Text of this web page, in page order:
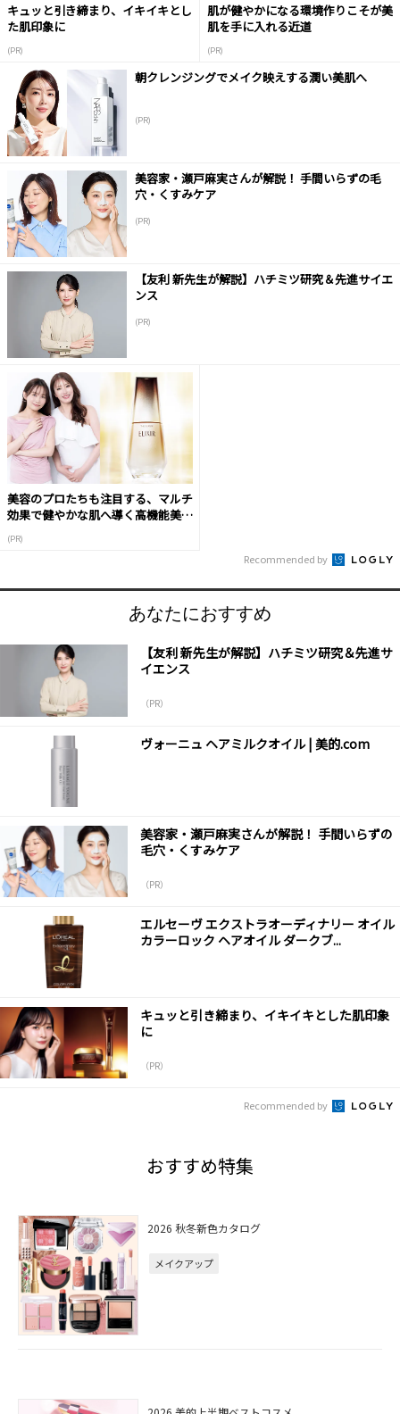
キュッと引き締まり、イキイキとし
た肌印象に
(PR)
肌が健やかになる環境作りこそが美
肌を手に入れる近道
(PR)
朝クレンジングでメイク映えする潤い美肌へ
(PR)
美容家・瀬戸麻実さんが解説！ 手間いらずの毛
穴・くすみケア
(PR)
【友利 新先生が解説】ハチミツ研究＆先進サイエ
ンス
(PR)
美容のプロたちも注目する、マルチ
効果で健やかな肌へ導く高機能美容
(PR)
Recommended by
あなたにおすすめ
【友利 新先生が解説】ハチミツ研究＆先進サ
イエンス
（PR）
ヴォーニュ ヘアミルクオイル | 美的.com
美容家・瀬戸麻実さんが解説！ 手間いらずの
毛穴・くすみケア
（PR）
エルセーヴ エクストラオーディナリー オイル
カラーロック ヘアオイル ダークブ...
キュッと引き締まり、イキイキとした肌印象
に
（PR）
Recommended by
おすすめ特集
2026 秋冬新色カタログ
メイクアップ